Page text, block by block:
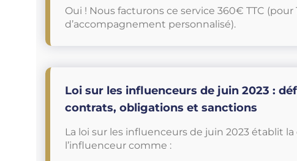
Oui ! Nous facturons ce service 360€ TTC (pour
d’accompagnement personnalisé).
Loi sur les influenceurs de juin 2023 :
contrats, obligations et sanctions
La loi sur les influenceurs de juin 2023 établit
l’influenceur comme :